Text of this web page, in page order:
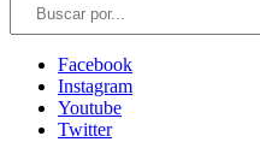
Facebook
Instagram
Youtube
Twitter